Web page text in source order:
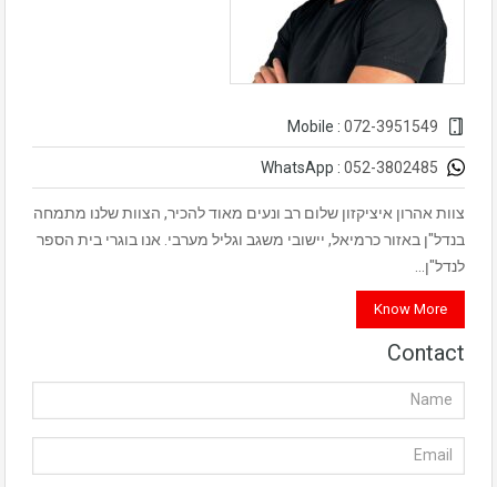
072-3951549
052-3802485
צוות אהרון איציקזון שלום רב ונעים מאוד להכיר, הצוות שלנו מתמחה
בנדל"ן באזור כרמיאל, יישובי משגב וגליל מערבי. אנו בוגרי בית הספר
לנדל"ן…
Know More
Contact